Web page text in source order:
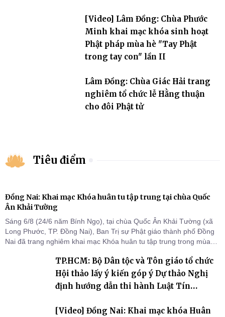
[Video] Lâm Đồng: Chùa Phước
Minh khai mạc khóa sinh hoạt
Phật pháp mùa hè "Tay Phật
trong tay con" lần II
Lâm Đồng: Chùa Giác Hải trang
nghiêm tổ chức lễ Hằng thuận
cho đôi Phật tử
Tiêu điểm
Đồng Nai: Khai mạc Khóa huân tu tập trung tại chùa Quốc
Ân Khải Tường
Sáng 6/8 (24/6 năm Bính Ngọ), tại chùa Quốc Ân Khải Tường (xã
Long Phước, TP. Đồng Nai), Ban Trị sự Phật giáo thành phố Đồng
Nai đã trang nghiêm khai mạc Khóa huân tu tập trung trong mùa
chỗ khu vực VII, VIII và trường hạ chùa Quốc Ân Khải Tường.
TP.HCM: Bộ Dân tộc và Tôn giáo tổ chức
Hội thảo lấy ý kiến góp ý Dự thảo Nghị
định hướng dẫn thi hành Luật Tín
[Video] Đồng Nai: Khai mạc khóa Huân